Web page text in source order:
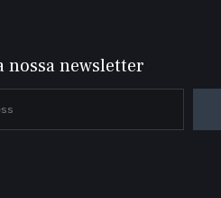
nossa newsletter